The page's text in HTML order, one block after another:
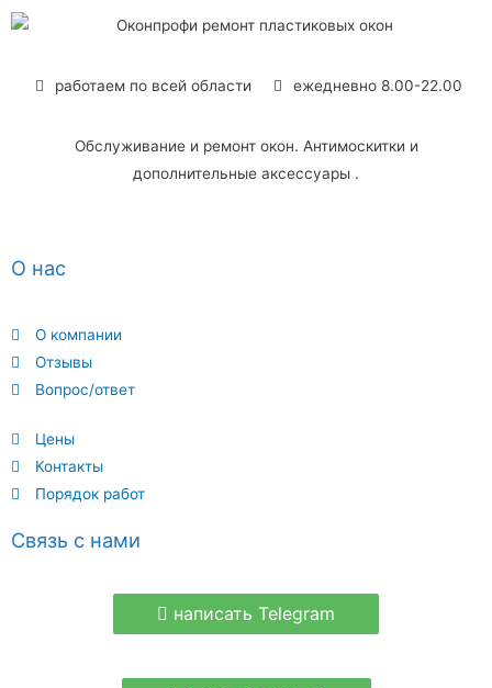
Связь с нами
написать Telegram
О нас
О компании
Отзывы
Вопрос/ответ
Цены
Контакты
Порядок работ
работаем по всей области ежедневно 8.00-22.00
Обслуживание и ремонт окон. Антимоскитки и
дополнительные аксессуары .